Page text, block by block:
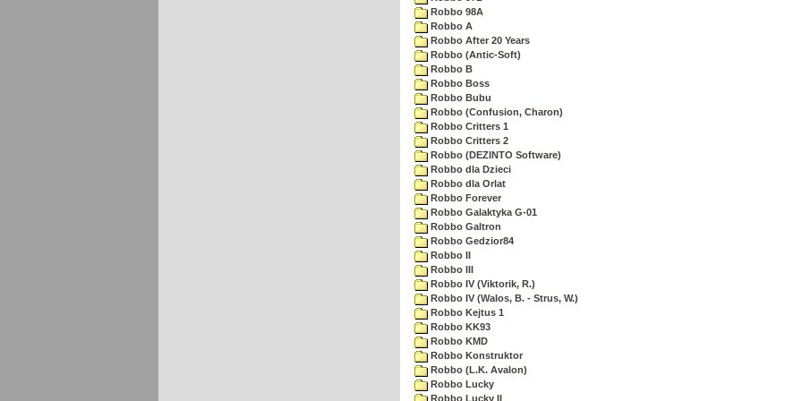
Robbo 98A
Robbo A
Robbo After 20 Years
Robbo (Antic-Soft)
Robbo B
Robbo Boss
Robbo Bubu
Robbo (Confusion, Charon)
Robbo Critters 1
Robbo Critters 2
Robbo (DEZINTO Software)
Robbo dla Dzieci
Robbo dla Orlat
Robbo Forever
Robbo Galaktyka G-01
Robbo Galtron
Robbo Gedzior84
Robbo II
Robbo III
Robbo IV (Viktorik, R.)
Robbo IV (Walos, B. - Strus, W.)
Robbo Kejtus 1
Robbo KK93
Robbo KMD
Robbo Konstruktor
Robbo (L.K. Avalon)
Robbo Lucky
Robbo Lucky II